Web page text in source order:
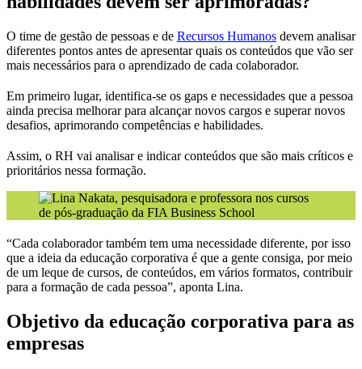
O time de gestão de pessoas e de Recursos Humanos devem analisar
diferentes pontos antes de apresentar quais os conteúdos que vão ser
mais necessários para o aprendizado de cada colaborador.
Em primeiro lugar, identifica-se os gaps e necessidades que a pessoa
ainda precisa melhorar para alcançar novos cargos e superar novos
desafios, aprimorando competências e habilidades.
Assim, o RH vai analisar e indicar conteúdos que são mais críticos e
prioritários nessa formação.
“Cada colaborador também tem uma necessidade diferente, por isso
que a ideia da educação corporativa é que a gente consiga, por meio
de um leque de cursos, de conteúdos, em vários formatos, contribuir
para a formação de cada pessoa”, aponta Lina.
Objetivo da educação corporativa para as
empresas